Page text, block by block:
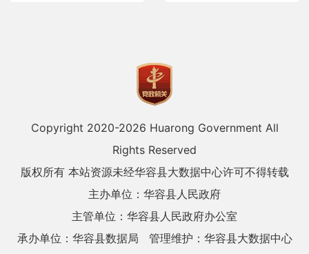
Copyright 2020-2026 Huarong Government All
Rights Reserved
版权所有 本站资源未经华容县大数据中心许可不得转载
主办单位：华容县人民政府
主管单位：华容县人民政府办公室
承办单位：华容县数据局
管理维护：华容县大数据中心